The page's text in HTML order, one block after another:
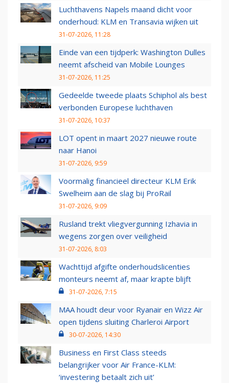
Luchthavens Napels maand dicht voor
onderhoud: KLM en Transavia wijken uit
31-07-2026, 11:28
Einde van een tijdperk: Washington Dulles
neemt afscheid van Mobile Lounges
31-07-2026, 11:25
Gedeelde tweede plaats Schiphol als best
verbonden Europese luchthaven
31-07-2026, 10:37
LOT opent in maart 2027 nieuwe route
naar Hanoi
31-07-2026, 9:59
Voormalig financieel directeur KLM Erik
Swelheim aan de slag bij ProRail
31-07-2026, 9:09
Rusland trekt vliegvergunning Izhavia in
wegens zorgen over veiligheid
31-07-2026, 8:03
Wachttijd afgifte onderhoudslicenties
monteurs neemt af, maar krapte blijft
31-07-2026, 7:15
MAA houdt deur voor Ryanair en Wizz Air
open tijdens sluiting Charleroi Airport
30-07-2026, 14:30
Business en First Class steeds
belangrijker voor Air France-KLM:
‘investering betaalt zich uit’